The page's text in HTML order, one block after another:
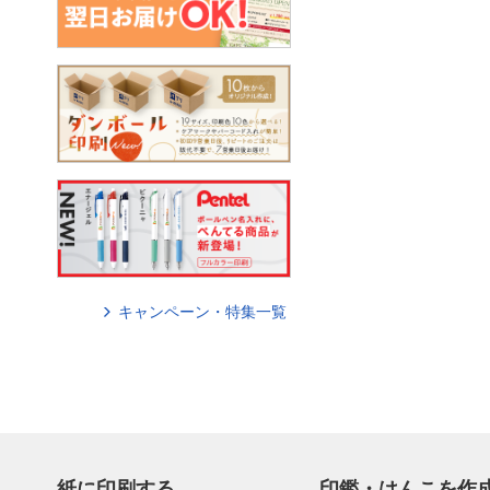
キャンペーン・特集一覧